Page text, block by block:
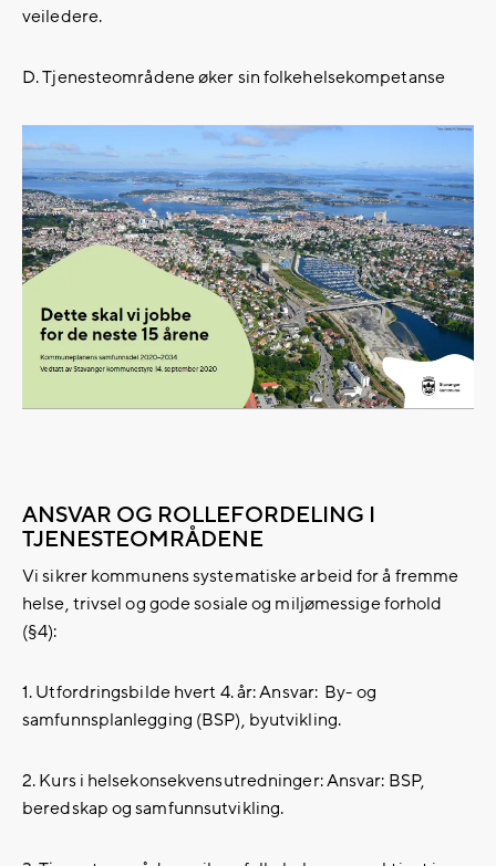
veiledere.
D. Tjenesteområdene øker sin folkehelsekompetanse
ANSVAR OG ROLLEFORDELING I
TJENESTEOMRÅDENE
Vi sikrer kommunens systematiske arbeid for å fremme
helse, trivsel og gode sosiale og miljømessige forhold
(§4):
1. Utfordringsbilde hvert 4. år: Ansvar: By- og
samfunnsplanlegging (BSP), byutvikling.
2. Kurs i helsekonsekvensutredninger: Ansvar: BSP,
beredskap og samfunnsutvikling.